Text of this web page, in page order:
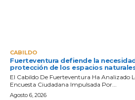
CABILDO
Fuerteventura defiende la
protección de los espacios
El Cabildo De Fuerteventura Ha Analizado
Encuesta Ciudadana Impulsada Por...
Agosto 6, 2026